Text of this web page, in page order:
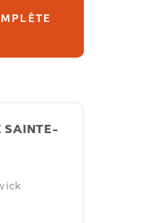
SAINTE-